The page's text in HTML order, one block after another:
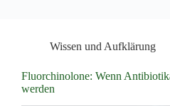
Wissen und Aufklärung
Fluorchinolone: Wenn
werden